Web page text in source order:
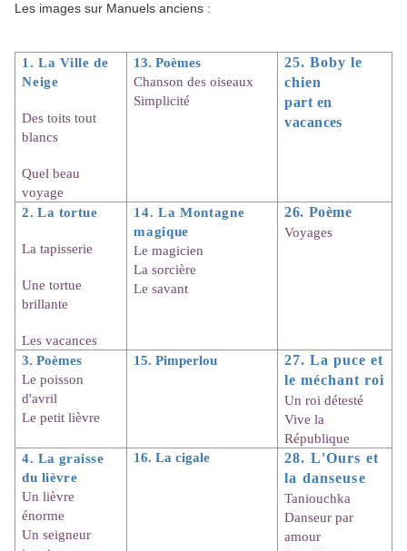
Les images sur Manuels anciens :
1. La Ville de
Neige
Des toits tout
blancs
Quel beau
voyage
13. Poèmes
Chanson des oiseaux
Simplicité
25. Boby le
chien
part en
vacances
2. La tortue
La tapisserie
Une tortue
brillante
Les vacances
14. La Montagne
magique
Le magicien
La sorcière
Le savant
26. Poème
Voyages
3. Poèmes
Le poisson
d'avril
Le petit lièvre
15. Pimperlou
27. La puce et
le méchant roi
Un roi détesté
Vive la
République
4. La graisse
du lièvre
Un lièvre
énorme
Un seigneur
16. La cigale 28. L'Ours et
la danseuse
Taniouchka
Danseur par
amour